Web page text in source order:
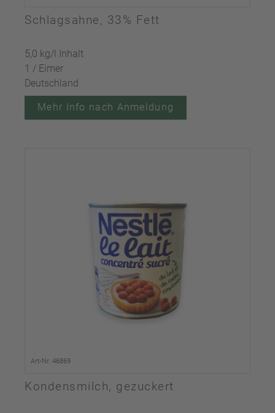
Schlagsahne, 33% Fett
5,0 kg/l Inhalt
1 / Eimer
Deutschland
Mehr Info nach Anmeldung
Art-Nr. 46869
Kondensmilch, gezuckert